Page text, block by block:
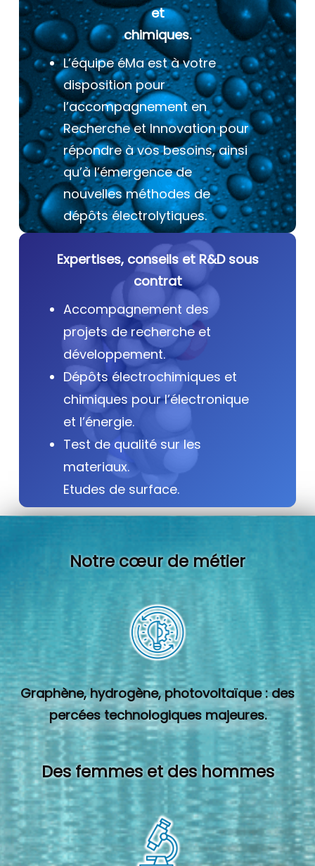
et
chimiques.
L’équipe éMa est à votre
disposition pour
l’accompagnement en
Recherche et Innovation pour
répondre à vos besoins, ainsi
qu’à l’émergence de
nouvelles méthodes de
dépôts électrolytiques.
Expertises, conseils et R&D sous
contrat
Accompagnement des
projets de recherche et
développement.
Dépôts électrochimiques et
chimiques pour l’électronique
et l’énergie.
Test de qualité sur les
materiaux.
Etudes de surface.
Notre cœur de métier
Graphène, hydrogène, photovoltaïque : des
percées technologiques majeures.
Des femmes et des hommes